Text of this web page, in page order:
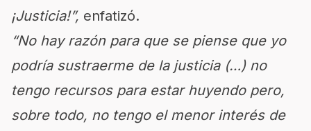
¡Justicia!”, enfatizó.
“No hay razón para que se piense que yo
podría sustraerme de la justicia (…) no
tengo recursos para estar huyendo pero,
sobre todo, no tengo el menor interés de